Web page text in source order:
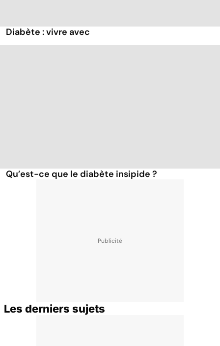
Diabète : vivre avec
Qu’est-ce que le diabète insipide ?
Les derniers sujets